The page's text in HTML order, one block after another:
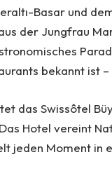
Basar und
der Jungfrau
bekannt ist
das Swissôtel
Hotel vereint
jeden Moment in